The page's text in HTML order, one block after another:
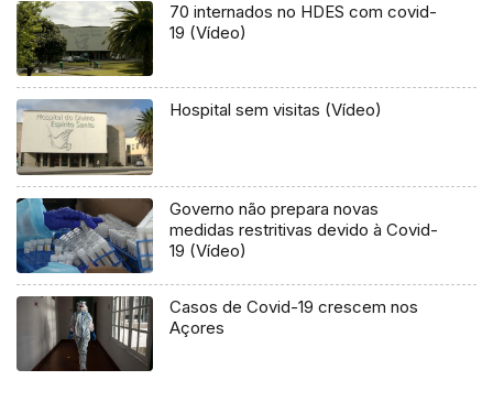
70 internados no HDES com covid-
19 (Vídeo)
Hospital sem visitas (Vídeo)
Governo não prepara novas
medidas restritivas devido à Covid-
19 (Vídeo)
Casos de Covid-19 crescem nos
Açores